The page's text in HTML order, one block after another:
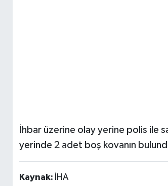
İhbar üzerine olay yerine polis ile
yerinde 2 adet boş kovanın
Kaynak: İHA